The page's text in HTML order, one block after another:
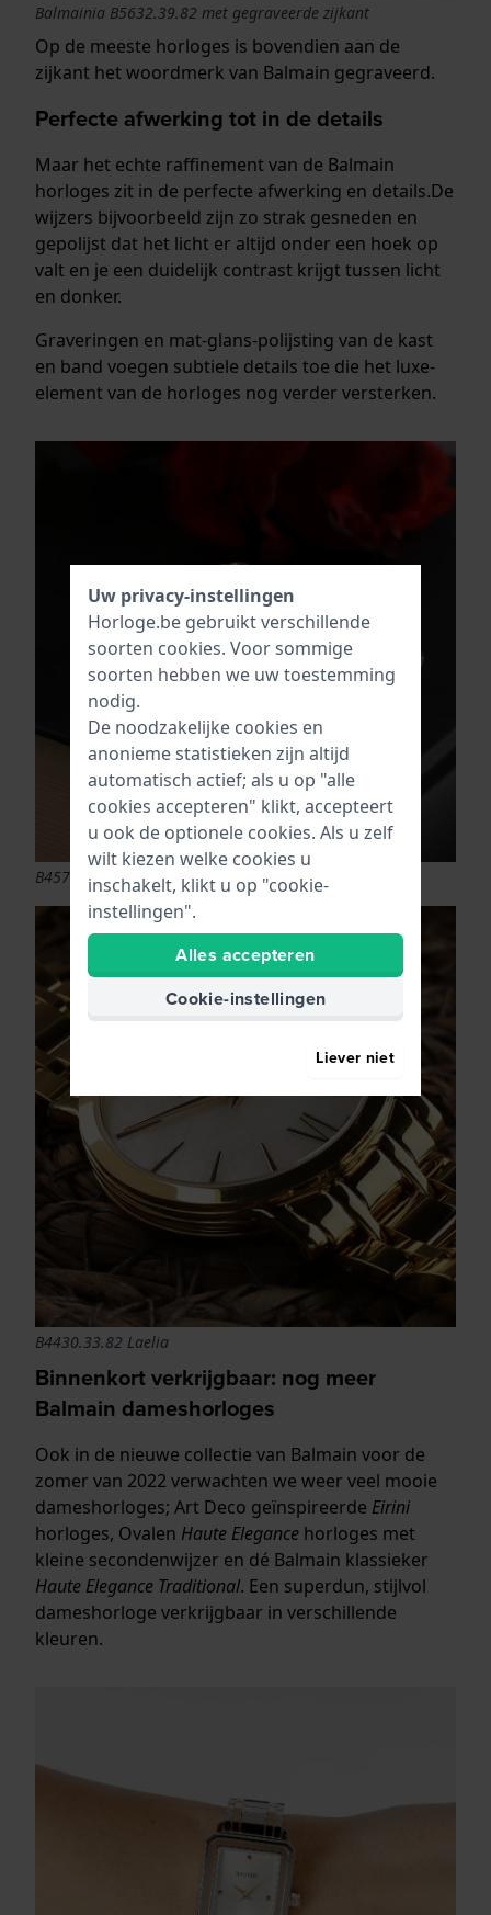
Balmainia B5632.39.82 met gegraveerde zijkant
Op de meeste horloges is bovendien aan de
zijkant het woordmerk van Balmain gegraveerd.
Perfecte afwerking tot in de details
Maar het echte raffinement van de Balmain
horloges zit in de perfecte afwerking en details.De
wijzers bijvoorbeeld zijn zo strak gesneden en
gepolijst dat het licht er altijd onder een hoek op
valt en je een duidelijk contrast krijgt tussen licht
en donker.
Graveringen en mat-glans-polijsting van de kast
en band voegen subtiele details toe die het luxe-
element van de horloges nog verder versterken.
B4571.33.62 Tillia
B4430.33.82 Laelia
Binnenkort verkrijgbaar: nog meer
Balmain dameshorloges
Ook in de nieuwe collectie van Balmain voor de
zomer van 2022 verwachten we weer veel mooie
dameshorloges; Art Deco geïnspireerde Eirini
horloges, Ovalen Haute Elegance horloges met
kleine secondenwijzer en dé Balmain klassieker
Haute Elegance Traditional. Een superdun, stijlvol
dameshorloge verkrijgbaar in verschillende
kleuren.
Uw privacy-instellingen
Horloge.be gebruikt verschillende
soorten cookies. Voor sommige
soorten hebben we uw toestemming
nodig.
De noodzakelijke cookies en
anonieme statistieken zijn altijd
automatisch actief; als u op "alle
cookies accepteren" klikt, accepteert
u ook de optionele cookies. Als u zelf
wilt kiezen welke cookies u
inschakelt, klikt u op "cookie-
instellingen".
Alles accepteren
Cookie-instellingen
Liever niet